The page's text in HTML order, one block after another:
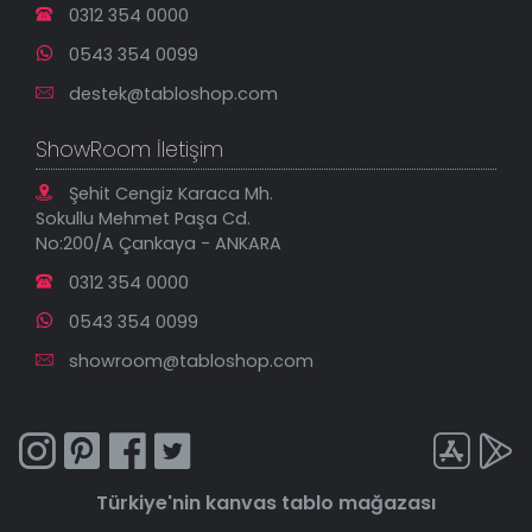
0312 354 0000
0543 354 0099
destek@tabloshop.com
ShowRoom İletişim
Şehit Cengiz Karaca Mh.
Sokullu Mehmet Paşa Cd.
No:200/A Çankaya - ANKARA
0312 354 0000
0543 354 0099
showroom@tabloshop.com
Türkiye'nin kanvas tablo mağazası